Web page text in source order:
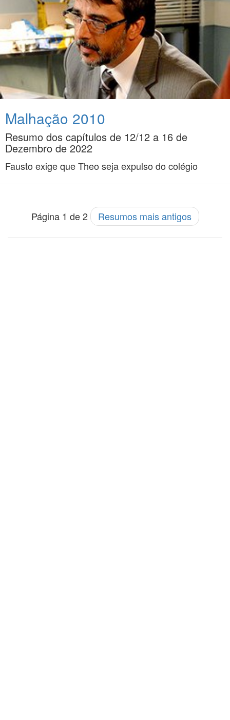
Malhação 2010
Resumo dos capítulos de 12/12 a 16 de
Dezembro de 2022
Fausto exige que Theo seja expulso do colégio
Página 1 de 2 Resumos mais antigos